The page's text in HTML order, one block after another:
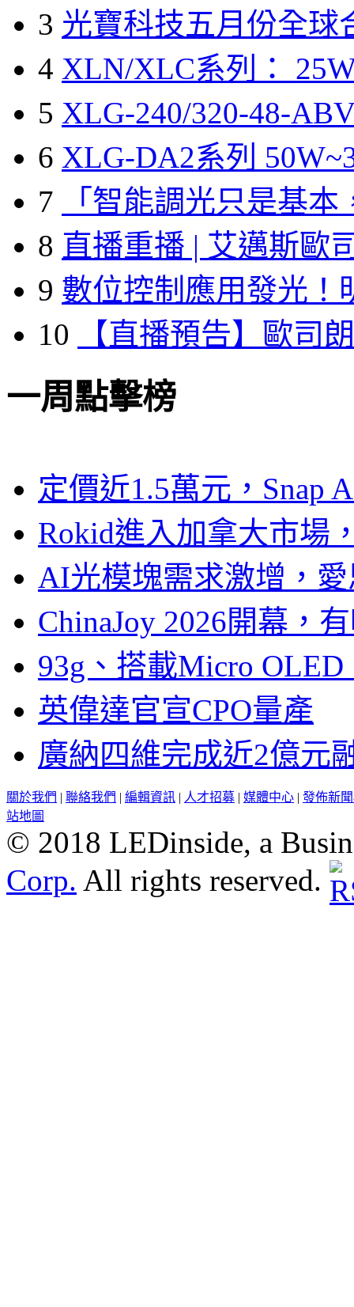
3 光寶科技五月份全球
4 XLN/XLC系列：
5 XLG-240/320-48-
6 XLG-DA2系列
7
「智能調光只是基本
8 直播重播 | 艾邁斯歐
9 數位控制應用發光！
10
【直播預告】歐司
一周點擊榜
定價近1.5萬元，Snap
Rokid進入加拿大市場
AI光模塊需求激增，
ChinaJoy 2026開幕，
93g、搭載Micro
英偉達官宣CPO量產
廣納四維完成近2億元
關於我們 | 聯絡我們 | 編輯資訊 | 人才招募 | 媒體中心 | 發佈新
站地圖
© 2018 LEDinside, a
Corp. All rights reserved.